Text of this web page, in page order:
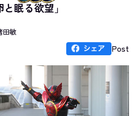
眠る欲望」
田敏
Post